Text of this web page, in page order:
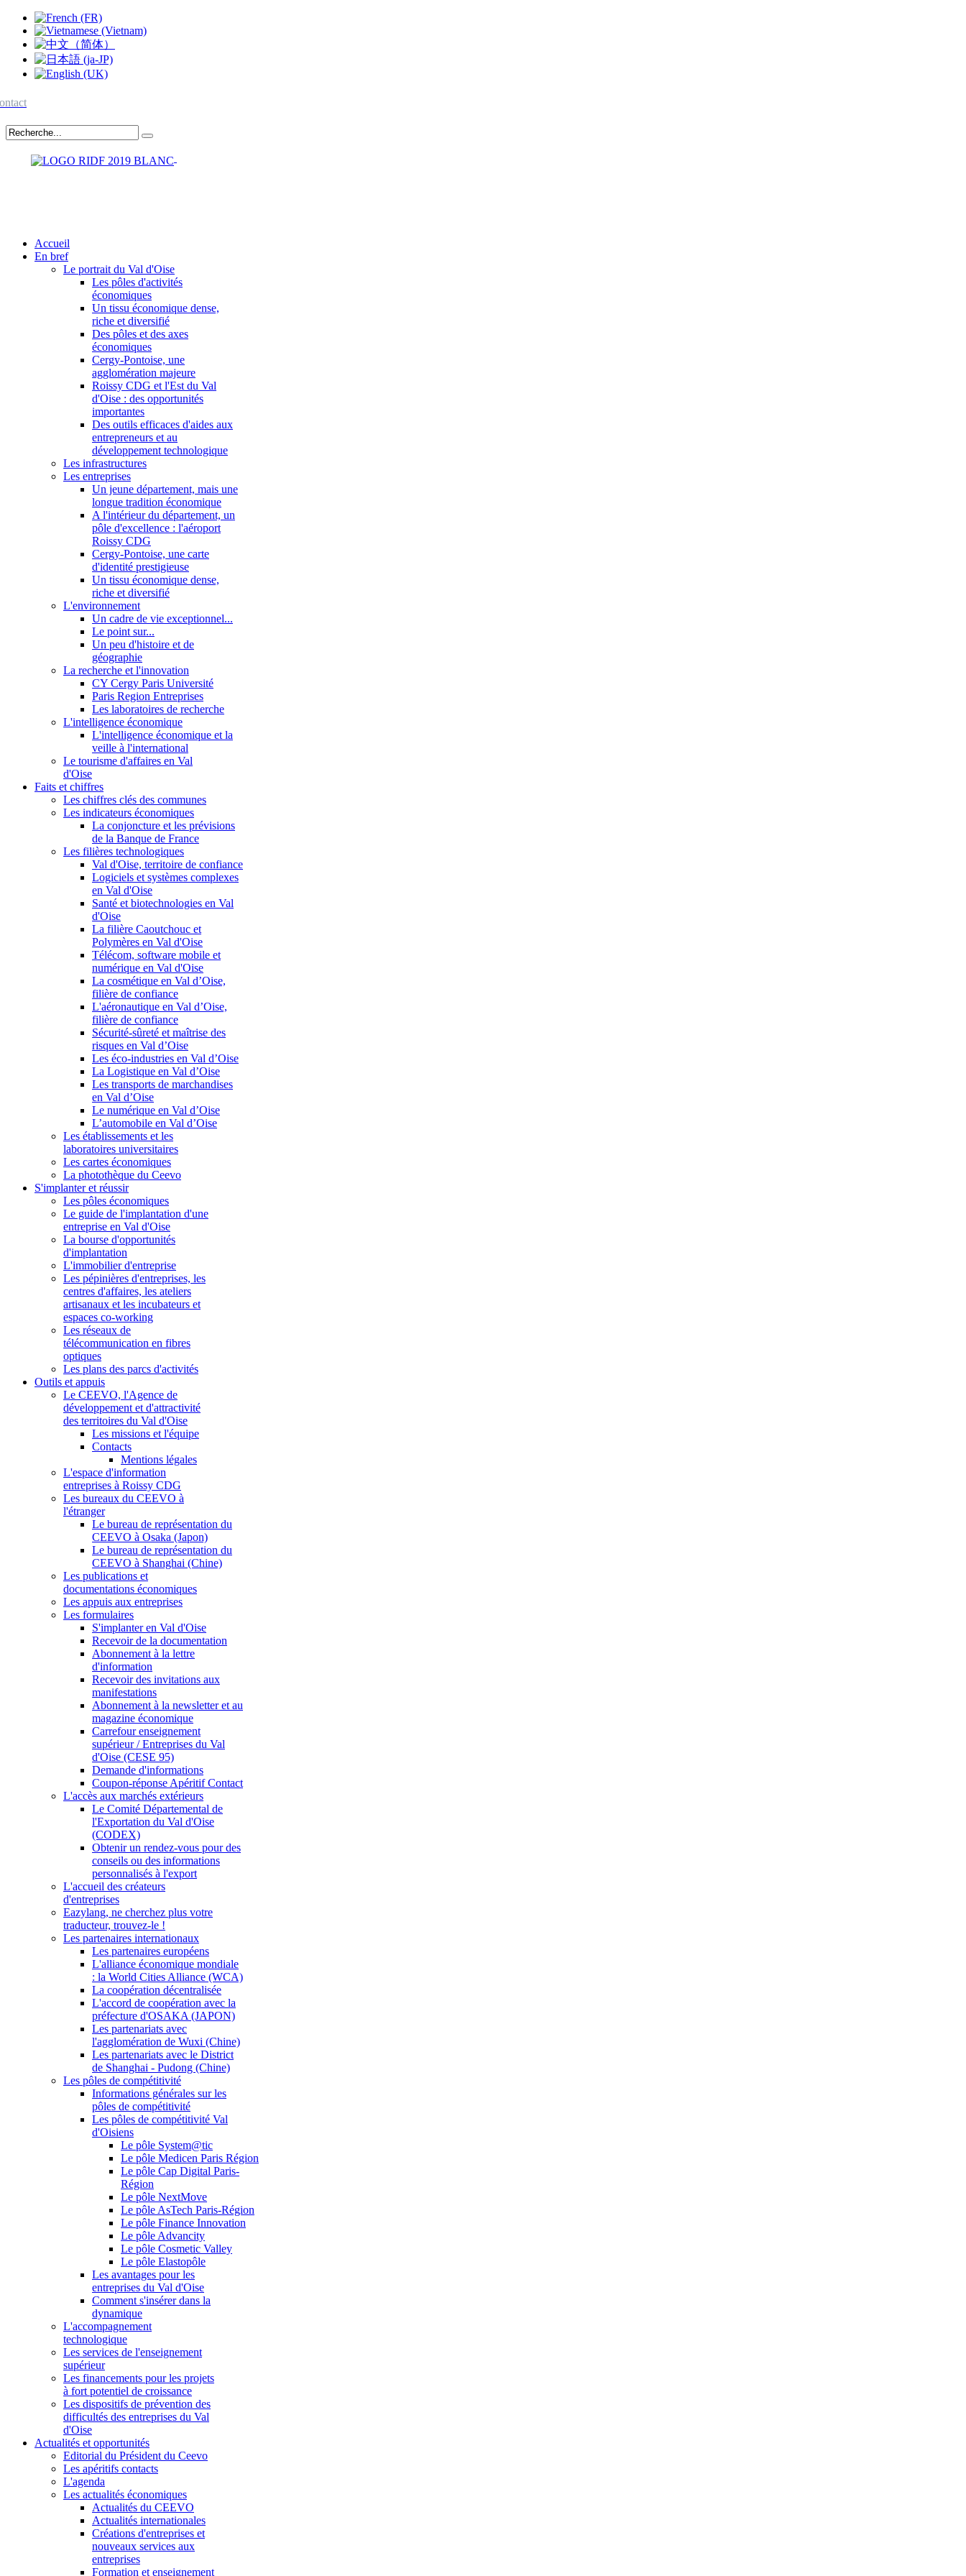
Accueil
En bref
Le portrait du Val d'Oise
Les pôles d'activités
économiques
Un tissu économique dense,
riche et diversifié
Des pôles et des axes
économiques
Cergy-Pontoise, une
agglomération majeure
Roissy CDG et l'Est du Val
d'Oise : des opportunités
importantes
Des outils efficaces d'aides aux
entrepreneurs et au
développement technologique
Les infrastructures
Les entreprises
Un jeune département, mais une
longue tradition économique
A l'intérieur du département, un
pôle d'excellence : l'aéroport
Roissy CDG
Cergy-Pontoise, une carte
d'identité prestigieuse
Un tissu économique dense,
riche et diversifié
L'environnement
Un cadre de vie exceptionnel...
Le point sur...
Un peu d'histoire et de
géographie
La recherche et l'innovation
CY Cergy Paris Université
Paris Region Entreprises
Les laboratoires de recherche
L'intelligence économique
L'intelligence économique et la
veille à l'international
Le tourisme d'affaires en Val
d'Oise
Faits et chiffres
Les chiffres clés des communes
Les indicateurs économiques
La conjoncture et les prévisions
de la Banque de France
Les filières technologiques
Val d'Oise, territoire de confiance
Logiciels et systèmes complexes
en Val d'Oise
Santé et biotechnologies en Val
d'Oise
La filière Caoutchouc et
Polymères en Val d'Oise
Télécom, software mobile et
numérique en Val d'Oise
La cosmétique en Val d’Oise,
filière de confiance
L'aéronautique en Val d’Oise,
filière de confiance
Sécurité-sûreté et maîtrise des
risques en Val d’Oise
Les éco-industries en Val d’Oise
La Logistique en Val d’Oise
Les transports de marchandises
en Val d’Oise
Le numérique en Val d’Oise
L’automobile en Val d’Oise
Les établissements et les
laboratoires universitaires
Les cartes économiques
La photothèque du Ceevo
S'implanter et réussir
Les pôles économiques
Le guide de l'implantation d'une
entreprise en Val d'Oise
La bourse d'opportunités
d'implantation
L'immobilier d'entreprise
Les pépinières d'entreprises, les
centres d'affaires, les ateliers
artisanaux et les incubateurs et
espaces co-working
Les réseaux de
télécommunication en fibres
optiques
Les plans des parcs d'activités
Outils et appuis
Le CEEVO, l'Agence de
développement et d'attractivité
des territoires du Val d'Oise
Les missions et l'équipe
Contacts
Mentions légales
L'espace d'information
entreprises à Roissy CDG
Les bureaux du CEEVO à
l'étranger
Le bureau de représentation du
CEEVO à Osaka (Japon)
Le bureau de représentation du
CEEVO à Shanghai (Chine)
Les publications et
documentations économiques
Les appuis aux entreprises
Les formulaires
S'implanter en Val d'Oise
Recevoir de la documentation
Abonnement à la lettre
d'information
Recevoir des invitations aux
manifestations
Abonnement à la newsletter et au
magazine économique
Carrefour enseignement
supérieur / Entreprises du Val
d'Oise (CESE 95)
Demande d'informations
Coupon-réponse Apéritif Contact
L'accès aux marchés extérieurs
Le Comité Départemental de
l'Exportation du Val d'Oise
(CODEX)
Obtenir un rendez-vous pour des
conseils ou des informations
personnalisés à l'export
L'accueil des créateurs
d'entreprises
Eazylang, ne cherchez plus votre
traducteur, trouvez-le !
Les partenaires internationaux
Les partenaires européens
L'alliance économique mondiale
: la World Cities Alliance (WCA)
La coopération décentralisée
L'accord de coopération avec la
préfecture d'OSAKA (JAPON)
Les partenariats avec
l'agglomération de Wuxi (Chine)
Les partenariats avec le District
de Shanghai - Pudong (Chine)
Les pôles de compétitivité
Informations générales sur les
pôles de compétitivité
Les pôles de compétitivité Val
d'Oisiens
Le pôle System@tic
Le pôle Medicen Paris Région
Le pôle Cap Digital Paris-
Région
Le pôle NextMove
Le pôle AsTech Paris-Région
Le pôle Finance Innovation
Le pôle Advancity
Le pôle Cosmetic Valley
Le pôle Elastopôle
Les avantages pour les
entreprises du Val d'Oise
Comment s'insérer dans la
dynamique
L'accompagnement
technologique
Les services de l'enseignement
supérieur
Les financements pour les projets
à fort potentiel de croissance
Les dispositifs de prévention des
difficultés des entreprises du Val
d'Oise
Actualités et opportunités
Editorial du Président du Ceevo
Les apéritifs contacts
L'agenda
Les actualités économiques
Actualités du CEEVO
Actualités internationales
Créations d'entreprises et
nouveaux services aux
entreprises
Formation et enseignement